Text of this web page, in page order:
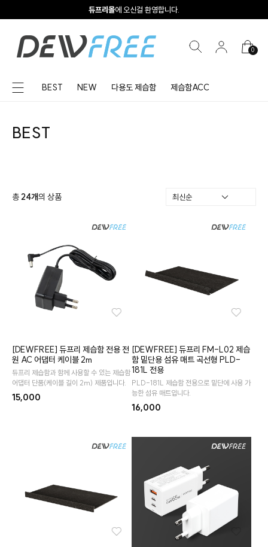
듀프리몰에 오신걸 환영합니다.
0
BEST NEW 다용도 제습함 제습함ACC
BEST
총 24개의 상품
[DEWFREE] 듀프리 제습함 전용 전
원 AC 어댑터 케이블 2m
듀프리 제습함과 함께 사용할 수 있는 제습함
어댑터 단품(케이블 길이 2m) 제품입니다.
15,000
[DEWFREE] 듀프리 FM-L02 제습
함 밑단용 섬유 매트 곡선형 PLD-
181L 전용
PLD-181L 제습함 전용으로 밑단에 사용 가
능한 섬유 매트입니다.
16,000